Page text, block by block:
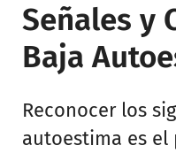
Señales y
Baja
Reconocer los
autoestima es el